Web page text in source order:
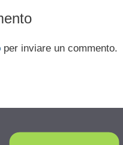
per inviare un commento.